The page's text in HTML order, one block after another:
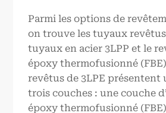
Parmi les options de
on trouve les tuyaux revêtus
tuyaux en acier 3LPP et le
époxy thermofusionné
revêtus de 3LPE présentent
trois couches : une couche
époxy thermofusionné